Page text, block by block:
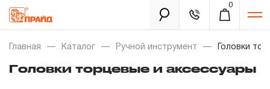
0
Каталог
Главная Каталог Ручной инструмент Головки
Головки торцевые и аксессуары